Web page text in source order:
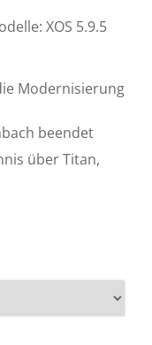
XOS 5.9.5
Modernisierung
beendet
über Titan,